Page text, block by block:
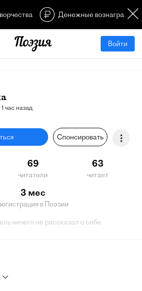
Денежные
Войти
час назад
Спонсировать
69
читатели
63
читает
3 мес
в Поэзии
ничего не рассказал о себе